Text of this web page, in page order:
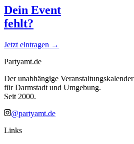
Dein Event
fehlt?
Jetzt eintragen →
Partyamt.de
Der unabhängige Veranstaltungskalender
für Darmstadt und Umgebung.
Seit 2000.
@partyamt.de
Links